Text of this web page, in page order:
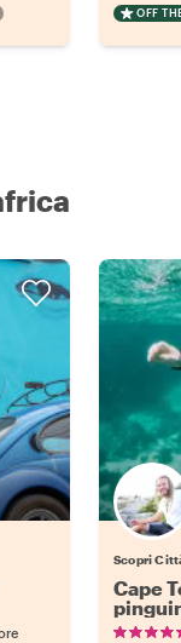
OFF
Scopri
Cape